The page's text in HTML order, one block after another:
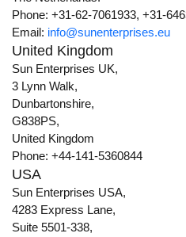
Phone: +31-62-7061933, +31-
Email: info@sunenterprises.eu
United Kingdom
Sun Enterprises UK,
3 Lynn Walk,
Dunbartonshire,
G838PS,
United Kingdom
Phone: +44-141-5360844
USA
Sun Enterprises USA,
4283 Express Lane,
Suite 5501-338,